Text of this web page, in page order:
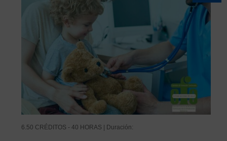
6.50 CRÉDITOS - 40 HORAS | Duración: